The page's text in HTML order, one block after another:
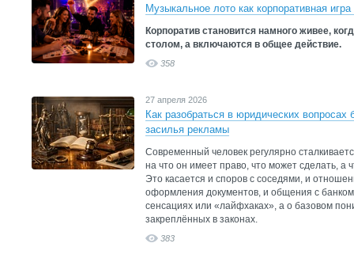
Музыкальное лото как корпоративная
Корпоратив становится намного живее,
столом, а включаются в общее действие.
358
27 апреля 2026
Как разобраться в юридических вопросах
засилья рекламы
Современный человек регулярно
на что он имеет право, что может сделать, а
Это касается и споров с соседями, и
оформления документов, и общения с
сенсациях или «лайфхаках», а о базовом
закреплённых в законах.
383